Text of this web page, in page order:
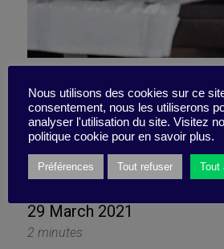
Telecommuting
toxic office
the home
29 March 2021
2 minutes
Nous utilisons des cookies sur ce
consentement, nous les utiliserons
analyser l'utilisation du site. Visitez
politique cookie pour en savoir plus.
Préférences Tout refuser Tout